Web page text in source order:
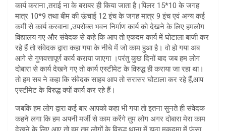
कार्य कराना ,तराई ना के बराबर ही किया जाता है।पिलर 15*10 के जगह
मात्र 10*9 तथा बीम की ऊंचाई 12 इंच के जगह मात्र 9 इंच एवं अन्य कई
कमी से कार्य करवाना ,उपरोक्त भवन निर्माण कार्य को देखने के लिए हमलोग
विद्यालय गए और संवेदक से कहे कि आप तो एकदम कार्य में घोटाला बाजी कर
रहे हैं तो संवेदक द्वारा कहा गया के नीचे में जो काम हुआ है। वो हो गया अब
आगे से गुणवत्तापूर्ण कार्य कराया जाएगा ।परंतु कुछ दिनों बाद जब हम लोग
दोबारा से कार्य देखने गए तो कार्य एस्टीमेट के विरुद्ध ही कराया जा रहा था।
तो हम सब ने कहा कि संवेदक साहब आप तो सरासर घोटाला कर रहे हैं,आप
एस्टीमेट के विरुद्ध क्यों कार्य कर रहे हैं।
जबकि हम लोग द्वारा कई बार आपको कहा भी गया तो इतना सुनते ही संवेदक
कहने लगा कि हम अपनी मर्जी से काम करेंगे तुम लोग अगर दोबारा मेरा काम